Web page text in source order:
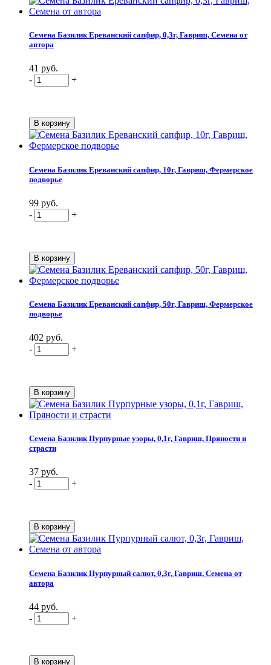
Семена Базилик Ереванский сапфир, 0,3г, Гавриш, Семена от
автора
41 руб.
-
+
Семена Базилик Ереванский сапфир, 10г, Гавриш, Фермерское
подворье
99 руб.
-
+
Семена Базилик Ереванский сапфир, 50г, Гавриш, Фермерское
подворье
402 руб.
-
+
Семена Базилик Пурпурные узоры, 0,1г, Гавриш, Пряности и
страсти
37 руб.
-
+
Семена Базилик Пурпурный салют, 0,3г, Гавриш, Семена от
автора
44 руб.
-
+